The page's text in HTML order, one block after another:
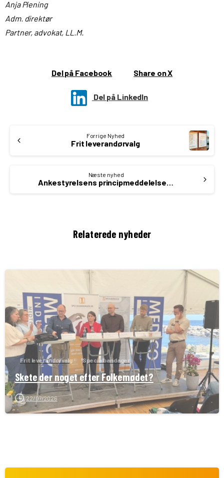
Anja Piening
Adm. direktør
Partner, advokat, LL.M.
Del på Facebook Share on X
Del på LinkedIn
Reading
Forrige Nyhed
Frit leverandørvalg
Næste nyhed
Ankestyrelsens principmeddelelse 4-24 om hjælpemidler
Relaterede nyheder
Frit leverandørvalg Specialbandager
Skete der noget efter Folkemødet?
22/07/2026